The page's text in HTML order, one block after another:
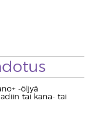
-öljyä
tai kana- tai